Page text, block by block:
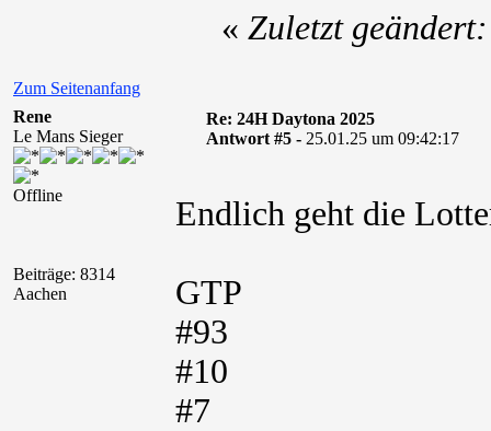
Zum Seitenanfang
« Zuletzt
Rene
Le Mans Sieger
Offline
Beiträge: 8314
Aachen
Re: 24H Daytona 2025
Antwort #5 - 25.01.25 um 09:42:17
Endlich geht die
GTP
#93
#10
#7